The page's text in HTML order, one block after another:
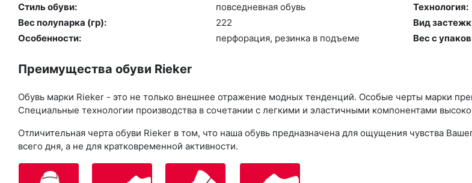
Стиль обуви:
пов­седнев­ная обувь Технология:
Вес полупарка (гр):
222 Вид
Особенности:
пер­фо­рация, ре­зин­ка в подъ­еме Вес с
Преимущества обуви Rieker
Обувь марки Rieker - это не только внешнее отражение модных тенденций. Особые черты марки
Специальные технологии производства в сочетании с легкими и эластичными компонентами
Отличительная черта обуви Rieker в том, что наша обувь предназначена для ощущения чувства
всего дня, а не для кратковременной активности.